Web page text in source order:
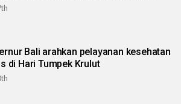
Bali arahkan pelayanan kesehatan
di Hari Tumpek Krulut